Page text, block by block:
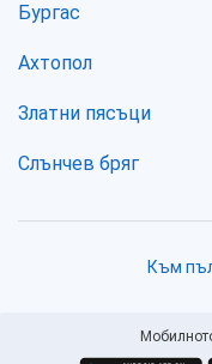
Бургас
Ахтопол
Златни пясъци
Слънчев бряг
Към